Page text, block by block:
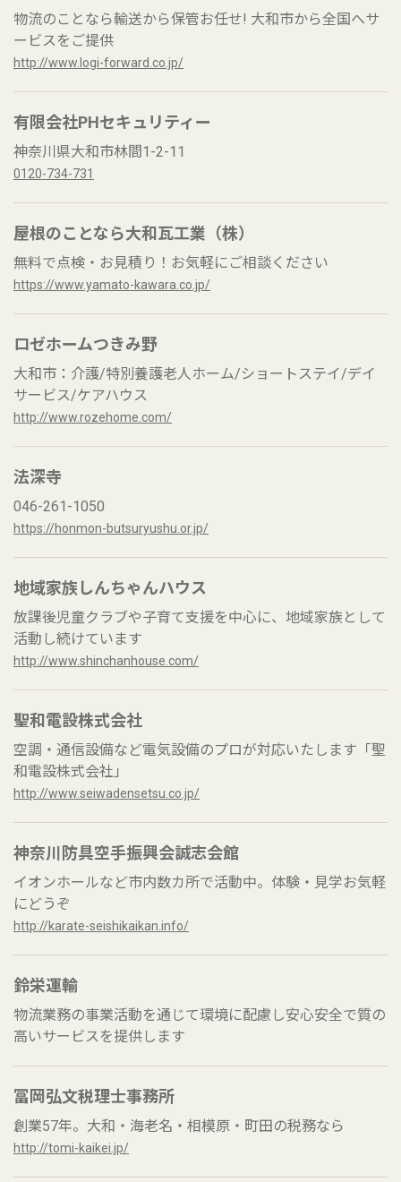
物流のことなら輸送から保管お任せ! 大和市から全国へサ
ービスをご提供
http://www.logi-forward.co.jp/
有限会社PHセキュリティー
神奈川県大和市林間1-2-11
0120-734-731
屋根のことなら大和瓦工業（株）
無料で点検・お見積り！お気軽にご相談ください
https://www.yamato-kawara.co.jp/
ロゼホームつきみ野
大和市：介護/特別養護老人ホーム/ショートステイ/デイ
サービス/ケアハウス
http://www.rozehome.com/
法深寺
046-261-1050
https://honmon-butsuryushu.or.jp/
地域家族しんちゃんハウス
放課後児童クラブや子育て支援を中心に、地域家族として
活動し続けています
http://www.shinchanhouse.com/
聖和電設株式会社
空調・通信設備など電気設備のプロが対応いたします「聖
和電設株式会社」
http://www.seiwadensetsu.co.jp/
神奈川防具空手振興会誠志会館
イオンホールなど市内数カ所で活動中。体験・見学お気軽
にどうぞ
http://karate-seishikaikan.info/
鈴栄運輸
物流業務の事業活動を通じて環境に配慮し安心安全で質の
高いサービスを提供します
冨岡弘文税理士事務所
創業57年。大和・海老名・相模原・町田の税務なら
http://tomi-kaikei.jp/